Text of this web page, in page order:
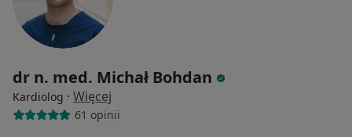
dr n. med. Michał Bohdan
Kardiolog · Więcej
61 opinii